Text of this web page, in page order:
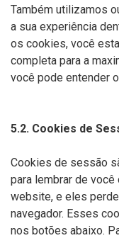
Também utilizamos
a sua experiência
os cookies, você
completa para a
você pode entender
5.2. Cookies de
Cookies de sessão
para lembrar de
website, e eles
navegador. Esses
nos botões abaixo.